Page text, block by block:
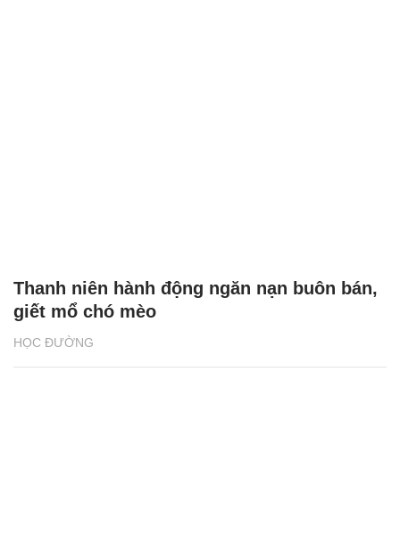
HỌC ĐƯỜNG
Thanh niên hành động ngăn nạn buôn bán,
giết mổ chó mèo